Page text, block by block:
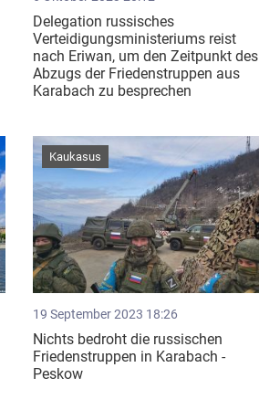
Delegation russisches
Verteidigungsministeriums reist
nach Eriwan, um den Zeitpunkt des
Abzugs der Friedenstruppen aus
Karabach zu besprechen ​
19 September 2023 18:26
Nichts bedroht die russischen
Friedenstruppen in Karabach -
Peskow
Kaukasus